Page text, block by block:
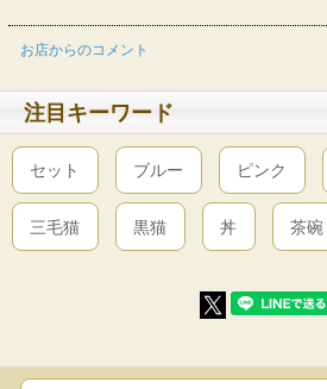
お店からのコメント
注目キーワード
セット ブルー ピンク
三毛猫 黒猫 丼 茶碗